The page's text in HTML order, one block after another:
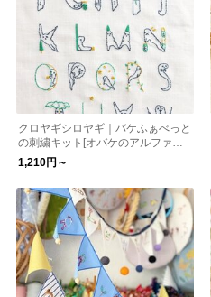
クロヤギシロヤギ｜バケふぁべっと
の刺繍キット[オバケのアルファベ
ット/初心者向け/図案付/入園入学/通
園］
1,210円～